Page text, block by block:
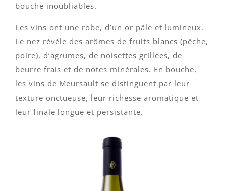
bouche inoubliables.
Les vins ont une robe, d’un or pâle et lumineux.
Le nez révèle des arômes de fruits blancs (pêche,
poire), d’agrumes, de noisettes grillées, de
beurre frais et de notes minérales. En bouche,
les vins de Meursault se distinguent par leur
texture onctueuse, leur richesse aromatique et
leur finale longue et persistante.